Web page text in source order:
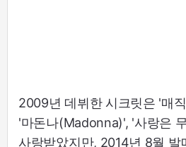
2009년 데뷔한 시크릿은 '매
'마돈나(Madonna)', '사랑은
사랑받았지만, 2014년 8월 발